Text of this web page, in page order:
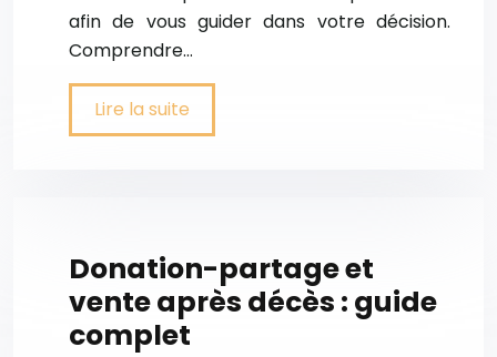
afin de vous guider dans votre décision.
Comprendre…
Lire la suite
Donation-partage et
vente après décès : guide
complet